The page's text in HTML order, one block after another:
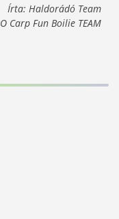
Írta: Haldorádó Team
Carp Fun Boilie TEAM